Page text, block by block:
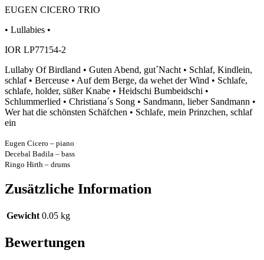
EUGEN CICERO TRIO
• Lullabies •
IOR LP77154-2
Lullaby Of Birdland • Guten Abend, gut´Nacht • Schlaf, Kindlein,
schlaf • Berceuse • Auf dem Berge, da wehet der Wind • Schlafe,
schlafe, holder, süßer Knabe • Heidschi Bumbeidschi •
Schlummerlied • Christiana´s Song • Sandmann, lieber Sandmann •
Wer hat die schönsten Schäfchen • Schlafe, mein Prinzchen, schlaf
ein
Eugen Cicero – piano
Decebal Badila – bass
Ringo Hirth – drums
Zusätzliche Information
Gewicht 0.05 kg
Bewertungen